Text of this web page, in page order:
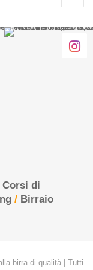
Corsi di
/ Birraio
birra di qualità | Tutti